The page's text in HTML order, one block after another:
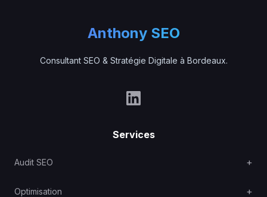
Anthony SEO
Consultant SEO & Stratégie Digitale à Bordeaux.
Services
Audit SEO
Optimisation